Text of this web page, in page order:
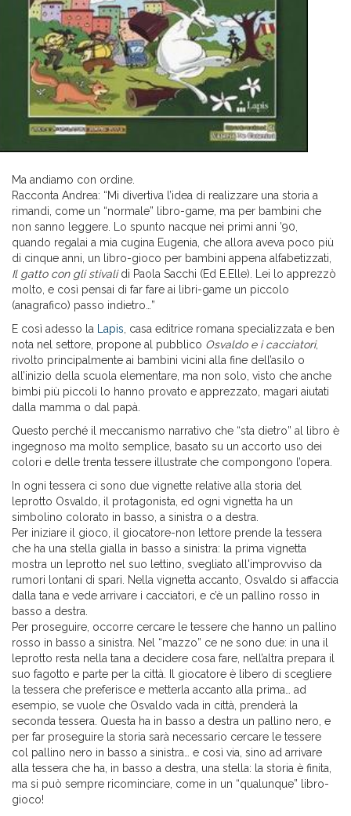
Ma andiamo con ordine.
Racconta Andrea: “Mi divertiva l’idea di realizzare una storia a
rimandi, come un “normale” libro-game, ma per bambini che
non sanno leggere. Lo spunto nacque nei primi anni ’90,
quando regalai a mia cugina Eugenia, che allora aveva poco più
di cinque anni, un libro-gioco per bambini appena alfabetizzati,
Il gatto con gli stivalidi Paola Sacchi (Ed E.Elle). Lei lo apprezzò
molto, e così pensai di far fare ai libri-game un piccolo
(anagrafico) passo indietro…”
E così adesso la
Lapis , casa editrice romana specializzata e ben
nota nel settore, propone al pubblico Osvaldo e i cacciatori,
rivolto principalmente ai bambini vicini alla fine dell’asilo o
all’inizio della scuola elementare, ma non solo, visto che anche
bimbi più piccoli lo hanno provato e apprezzato, magari aiutati
dalla mamma o dal papà.
Questo perché il meccanismo narrativo che “sta dietro” al libro è
ingegnoso ma molto semplice, basato su un accorto uso dei
colori e delle trenta tessere illustrate che compongono l’opera.
In ogni tessera ci sono due vignette relative alla storia del
leprotto Osvaldo, il protagonista, ed ogni vignetta ha un
simbolino colorato in basso, a sinistra o a destra.
Per iniziare il gioco, il giocatore-non lettore prende la tessera
che ha una stella gialla in basso a sinistra: la prima vignetta
mostra un leprotto nel suo lettino, svegliato all'improvviso da
rumori lontani di spari. Nella vignetta accanto, Osvaldo si affaccia
dalla tana e vede arrivare i cacciatori, e c’è un pallino rosso in
basso a destra.
Per proseguire, occorre cercare le tessere che hanno un pallino
rosso in basso a sinistra. Nel “mazzo” ce ne sono due: in una il
leprotto resta nella tana a decidere cosa fare, nell’altra prepara il
suo fagotto e parte per la città. Il giocatore è libero di scegliere
la tessera che preferisce e metterla accanto alla prima… ad
esempio, se vuole che Osvaldo vada in città, prenderà la
seconda tessera. Questa ha in basso a destra un pallino nero, e
per far proseguire la storia sarà necessario cercare le tessere
col pallino nero in basso a sinistra… e così via, sino ad arrivare
alla tessera che ha, in basso a destra, una stella: la storia è finita,
ma si può sempre ricominciare, come in un “qualunque” libro-
gioco!